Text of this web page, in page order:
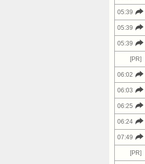
05:39
05:39
05:39
[PR]
06:02
06:03
06:25
06:24
07:49
[PR]